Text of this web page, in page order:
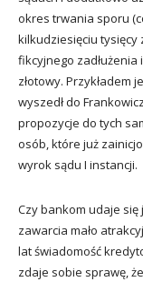
okres trwania sporu
kilkudziesięciu tysięcy
fikcyjnego
złotowy. Przykładem
wyszedł do
propozycje do tych
osób, które już
wyrok sądu I instancji.
Czy bankom udaje
zawarcia mało
lat świadomość
zdaje sobie sprawę,